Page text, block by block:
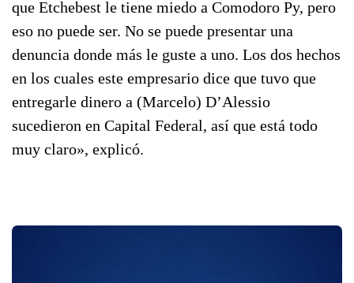
que Etchebest le tiene miedo a Comodoro Py, pero
eso no puede ser. No se puede presentar una
denuncia donde más le guste a uno. Los dos hechos
en los cuales este empresario dice que tuvo que
entregarle dinero a (Marcelo) D’Alessio
sucedieron en Capital Federal, así que está todo
muy claro», explicó.